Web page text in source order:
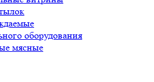
оборудования
мясные